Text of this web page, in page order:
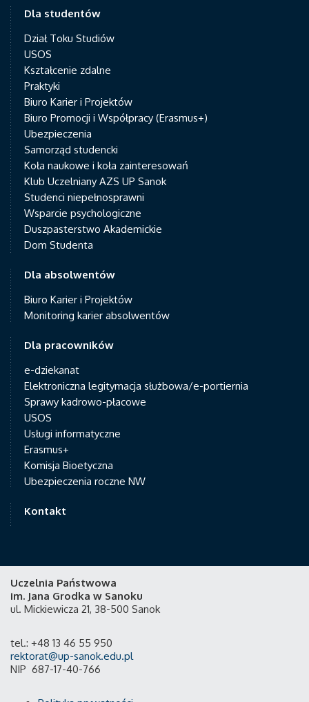
Dla studentów
Dział Toku Studiów
USOS
Kształcenie zdalne
Praktyki
Biuro Karier i Projektów
Biuro Promocji i Współpracy (Erasmus+)
Ubezpieczenia
Samorząd studencki
Koła naukowe i koła zainteresowań
Klub Uczelniany AZS UP Sanok
Studenci niepełnosprawni
Wsparcie psychologiczne
Duszpasterstwo Akademickie
Dom Studenta
Dla absolwentów
Biuro Karier i Projektów
Monitoring karier absolwentów
Dla pracowników
e-dziekanat
Elektroniczna legitymacja służbowa/e-portiernia
Sprawy kadrowo-płacowe
USOS
Usługi informatyczne
Erasmus+
Komisja Bioetyczna
Ubezpieczenia roczne NW
Kontakt
Uczelnia Państwowa
im. Jana Grodka w Sanoku
ul. Mickiewicza 21, 38-500 Sanok
tel.: +48 13 46 55 950
rektorat@up-sanok.edu.pl
NIP 687-17-40-766